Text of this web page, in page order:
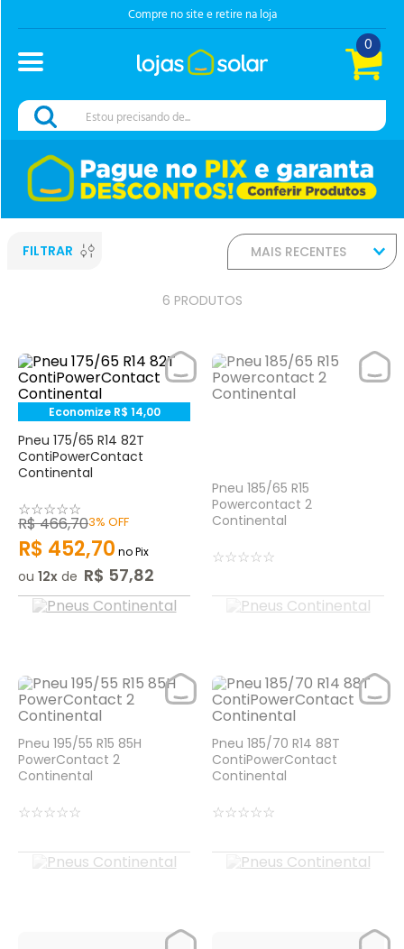
Compre no site e retire na loja
0
Estou precisando de...
FILTRAR MAIS RECENTES
6 PRODUTOS
Economize R$ 14,00
Pneu 175/65 R14 82T
ContiPowerContact
Continental
☆☆☆☆☆
R$466,703% OFF
R$ 452,70 no Pix
ou 12 de R$ 57,82
Pneu 185/65 R15
Powercontact 2
Continental
☆☆☆☆☆
Pneu 195/55 R15 85H
PowerContact 2
Continental
☆☆☆☆☆
Pneu 185/70 R14 88T
ContiPowerContact
Continental
☆☆☆☆☆